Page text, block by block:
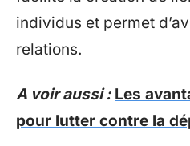
individus et permet
relations.
A voir aussi : Les
pour lutter contre la